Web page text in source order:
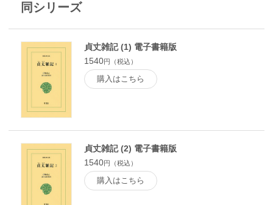
同シリーズ
貞丈雑記 (1) 電子書籍版
1540円（税込）
購入はこちら
貞丈雑記 (2) 電子書籍版
1540円（税込）
購入はこちら